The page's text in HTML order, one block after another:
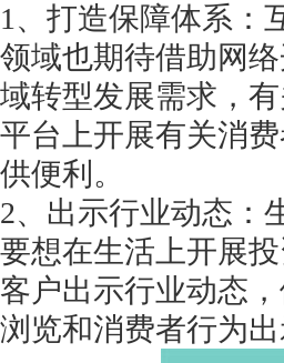
1、打造保障体系：
领域也期待借助网
域转型发展需求，
平台上开展有关消
供便利。
2、出示行业动态：
要想在生活上开展
客户出示行业动态
浏览和消费者行为出